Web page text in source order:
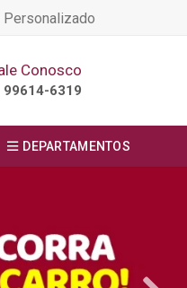
Conosco
99614-6319
DEPARTAMENTOS